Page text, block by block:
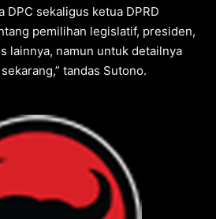
DPC sekaligus ketua DPRD
pemilihan legislatif, presiden,
lainnya, namun untuk detailnya
tandas Sutono.